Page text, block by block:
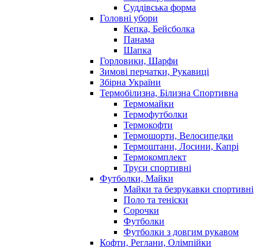
Суддівська форма
Головні убори
Кепка, Бейсболка
Панама
Шапка
Горловики, Шарфи
Зимові перчатки, Рукавиці
Збірна України
Термобілизна, Білизна Спортивна
Термомайки
Термофутболки
Термокофти
Термошорти, Велосипедки
Термоштани, Лосини, Капрі
Термокомплект
Труси спортивні
Футболки, Майки
Майки та безрукавки спортивні
Поло та теніски
Сорочки
Футболки
Футболки з довгим рукавом
Кофти, Реглани, Олімпійки